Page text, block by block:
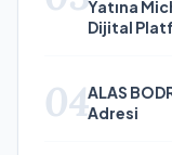
Yatına
Dijital
04ALAS
Adresi